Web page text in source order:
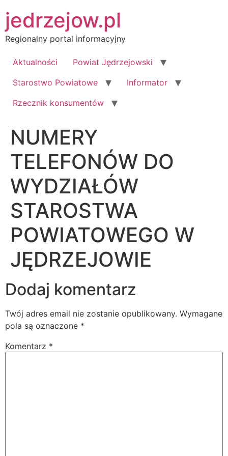
do
treści
jedrzejow.pl
Regionalny portal informacyjny
Aktualności
Powiat Jędrzejowski
Starostwo Powiatowe
Informator
Rzecznik konsumentów
NUMERY
TELEFONÓW DO
WYDZIAŁÓW
STAROSTWA
POWIATOWEGO W
JĘDRZEJOWIE
Dodaj komentarz
Twój adres email nie zostanie opublikowany. Wymagane
pola są oznaczone *
Komentarz *